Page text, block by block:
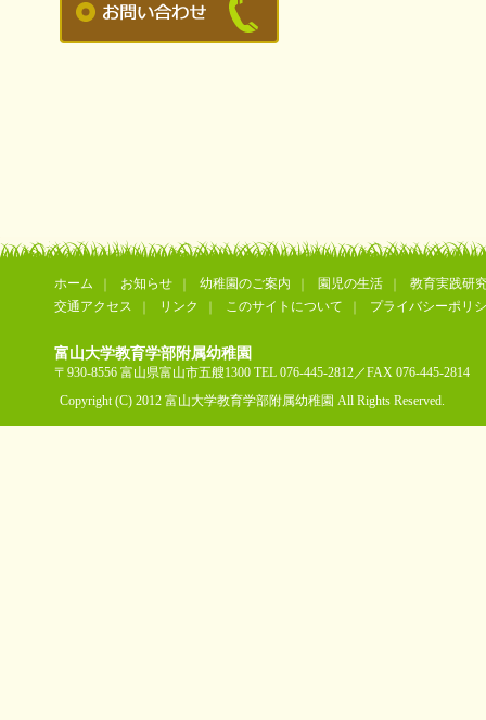
ホーム お知らせ 幼稚園のご案内 園児の生活
教育実践研
交通アクセス
リンク このサイトについて プライバシーポリ
富山大学教育学部附属幼稚園
〒930-8556 富山県富山市五艘1300 TEL 076-445-2812／FAX 076-445-2814
Copyright (C) 2012 富山大学教育学部附属幼稚園 All Rights Reserved.